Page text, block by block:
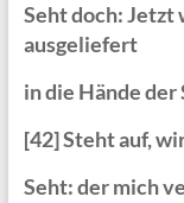
Seht doch: Jetzt
ausgeliefert
in die Hände der
[42] Steht auf,
Seht: der mich